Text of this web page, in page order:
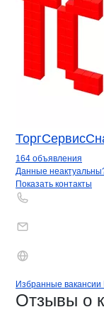
164 объявления
Контакты
+7(800)000-00-..
Данные
Показать контакты
Бренды
Вакансии
Избранные вакансии
Новости o
Отзывы о